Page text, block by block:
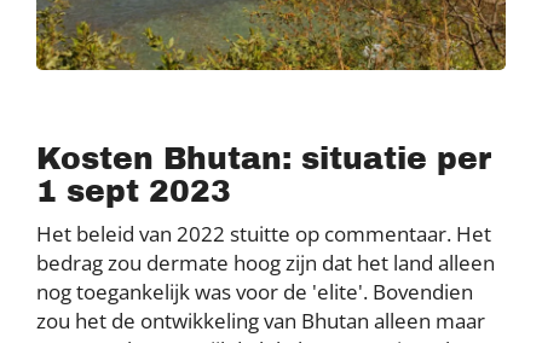
Kosten Bhutan: situatie per
1 sept 2023
Het beleid van 2022 stuitte op commentaar. Het
bedrag zou dermate hoog zijn dat het land alleen
nog toegankelijk was voor de 'elite'. Bovendien
zou het de ontwikkeling van Bhutan alleen maar